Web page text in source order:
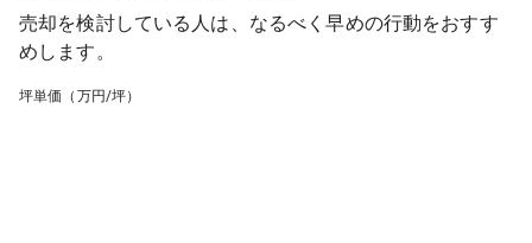
売却を検討している人は、なるべく早めの行動をおすす
めします。
坪単価（万円/坪）